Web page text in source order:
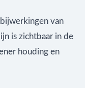
van
is zichtbaar in de
houding en